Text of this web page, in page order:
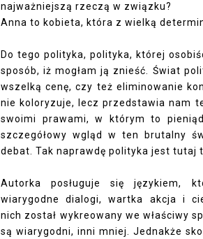
najważniejszą rzeczą w związku?
Anna to kobieta, która z wielką
Do tego polityka, polityka, której
sposób, iż mogłam ją znieść. Świat
wszelką cenę, czy też eliminowanie
nie koloryzuje, lecz przedstawia nam
swoimi prawami, w którym to
szczegółowy wgląd w ten brutalny
debat. Tak naprawdę polityka jest tutaj
Autorka posługuje się językiem,
wiarygodne dialogi, wartka akcja i
nich został wykreowany we właściwy
są wiarygodni, inni mniej. Jednakże